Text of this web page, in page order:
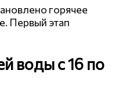
горячее
Первый этап
воды с 16 по